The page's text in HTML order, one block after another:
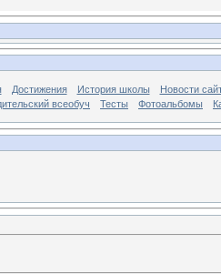
Достижения История школы
Новости
всеобуч Тесты Фотоальбомы